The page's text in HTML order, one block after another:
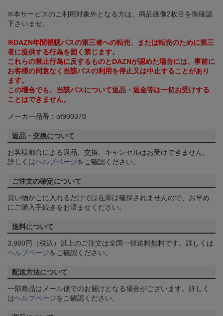
※本サービスのご利用対象外となる方は、商品画像2枚目を御確認
下さいませ。
※DAZN年間視聴パスの第三者への転売、または転売のために第三
者に提供する行為を固く禁じます。
これらの禁止行為に反するものとDAZNが認めた場合には、事前に
お客様の同意なく当該パスの利用を停止又は中止することがあり
ます。
この場合でも、当該パスについて返品・返金等は一切お受けする
ことはできません。
メーカー品番：ot900378
返品・交換について
お客様都合による返品、交換、キャンセルはお受けできません。
詳しくはヘルプページをご確認ください。
ご注文の確定について
買い物かごに入れるだけでは在庫は確保されませんので、お早め
にご購入手続きをお済ませください。
送料について
3,980円（税込）以上のご注文は全国一律送料無料です。詳しくは
ヘルプページをご確認ください。
配送方法について
一部商品はメール便でのお届けとなる場合がございます。詳しく
はヘルプページをご確認ください。